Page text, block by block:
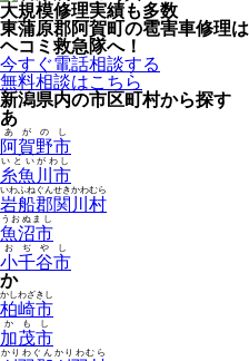
大規模修理実績も多数
東蒲原郡阿賀町の雹害車修理は
ヘコミ救急隊へ！
今すぐ電話相談する
無料相談はこちら
新潟県内の市区町村から探す
あ
阿賀野市
あがのし
糸魚川市
いといがわし
岩船郡関川村
いわふねぐんせきかわむら
魚沼市
うおぬまし
小千谷市
おぢやし
か
柏崎市
かしわざきし
加茂市
かもし
かりわぐんかりわむら